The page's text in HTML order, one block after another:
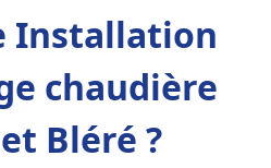
Installation
chaudière
Bléré ?